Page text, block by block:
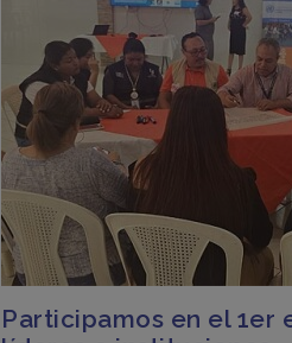
Participamos en el 1er